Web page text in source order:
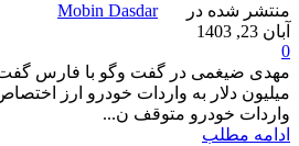
منتشر شده در
Mobin Dasdar
آبان 23, 1403
0
میلیون دلار به واردات خودرو ارز
واردات خودرو متوقف ن...
ادامه مطلب